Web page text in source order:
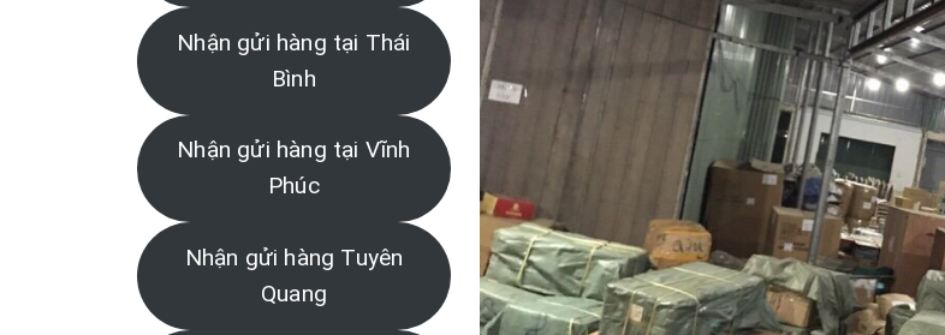
Nhận gửi hàng tại Thái
Bình
Nhận gửi hàng tại Vĩnh
Phúc
Nhận gửi hàng Tuyên
Quang